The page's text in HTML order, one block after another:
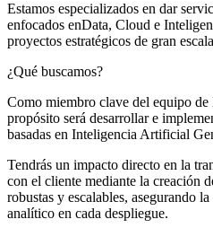
Estamos especializados en dar
enfocados enData, Cloud e
proyectos estratégicos de gran
¿Qué buscamos?
Como miembro clave del equipo
propósito será desarrollar e
basadas en Inteligencia Artificial
Tendrás un impacto directo en la
con el cliente mediante la creación
robustas y escalables, asegurando
analítico en cada despliegue.